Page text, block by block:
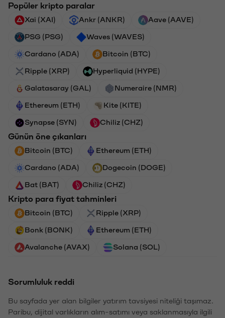
Popüler kripto paralar
Xai (XAI) Ankr (ANKR) Aave (AAVE)
PSG (PSG) Waves (WAVES)
Cardano (ADA) Bitcoin (BTC)
Ripple (XRP) Hyperliquid (HYPE)
Galatasaray (GAL) Numeraire (NMR)
Ethereum (ETH) Kite (KITE)
Synapse (SYN) Chiliz (CHZ)
Günün öne çıkanları
Bitcoin (BTC) Ethereum (ETH)
Cardano (ADA) Dogecoin (DOGE)
Bat (BAT) Chiliz (CHZ)
Kripto para fiyat tahminleri
Bitcoin (BTC) Ripple (XRP)
Bonk (BONK) Ethereum (ETH)
Avalanche (AVAX) Solana (SOL)
Sorumluluk reddi
Bu sayfada yer alan bilgiler yatırım tavsiyesi niteliği taşımaz.
Paribu, dijital varlıkların alım-satımı veya saklanmasıyla ilgili